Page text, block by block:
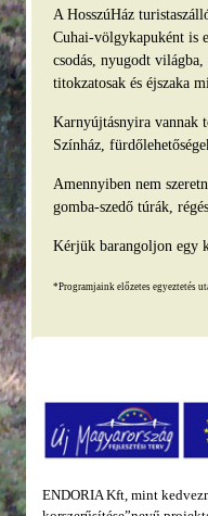
A HosszúHáz
Cuhai-völgykapuként is
csodás, nyugodt
titokzatosak és éjszaka
Karnyújtásnyira vannak
Színház,
Amennyiben nem
gomba-szedő túrák,
Kérjük barangoljon egy
*Programjaink előzetes egyeztetés
ENDORIA Kft, mint